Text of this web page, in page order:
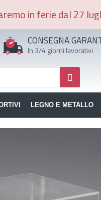
in ferie dal 27
CONSEGNA
In 3/4 giorni lavorativi
LEGNO E METALLO